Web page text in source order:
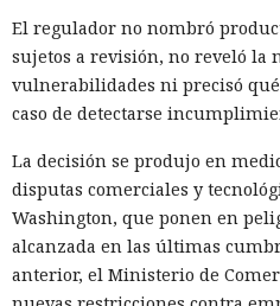
Tras el lanzamiento manual
de trabajo de prueba instaló la
al servidor de control. Con la
instalación automática de
mismo escenario puede
automatizar la cadena,
que genera las consultas SQL
reproducir el ataque en una
SpecterOps no describe
método; se trata de una
El regulador no nombró
sujetos a revisión, no reveló la
vulnerabilidades ni precisó
caso de detectarse
La decisión se produjo en
disputas comerciales y
Washington, que ponen en
alcanzada en las últimas
anterior, el Ministerio de